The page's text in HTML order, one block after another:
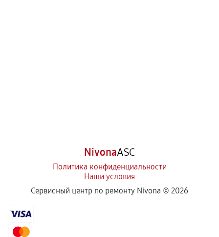
NivonaASC
Политика конфиденциальности
Наши условия
Сервисный центр по ремонту Nivona © 2026